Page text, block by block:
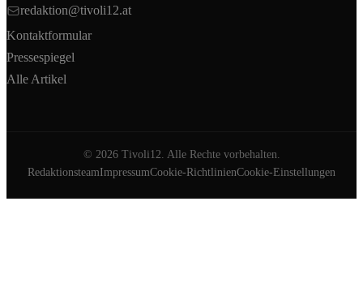
redaktion@tivoli12.at
Kontaktformular
Pressespiegel
Alle Artikel
© 2026Tivoli12. Alle Rechte vorbehalten.
RedaktionsteamImpressumCookie-RichtlinienCookie-Einstellungen